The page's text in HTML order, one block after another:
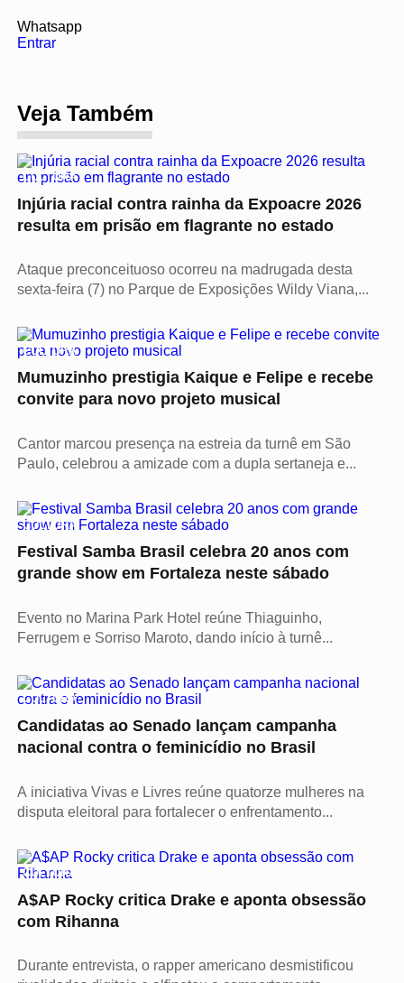
Whatsapp
Entrar
Veja Também
CULTURA
Injúria racial contra rainha da Expoacre 2026
resulta em prisão em flagrante no estado
Ataque preconceituoso ocorreu na madrugada desta
sexta-feira (7) no Parque de Exposições Wildy Viana,...
CULTURA
Mumuzinho prestigia Kaique e Felipe e recebe
convite para novo projeto musical
Cantor marcou presença na estreia da turnê em São
Paulo, celebrou a amizade com a dupla sertaneja e...
CULTURA
Festival Samba Brasil celebra 20 anos com
grande show em Fortaleza neste sábado
Evento no Marina Park Hotel reúne Thiaguinho,
Ferrugem e Sorriso Maroto, dando início à turnê...
CULTURA
Candidatas ao Senado lançam campanha
nacional contra o feminicídio no Brasil
A iniciativa Vivas e Livres reúne quatorze mulheres na
disputa eleitoral para fortalecer o enfrentamento...
CULTURA
A$AP Rocky critica Drake e aponta obsessão
com Rihanna
Durante entrevista, o rapper americano desmistificou